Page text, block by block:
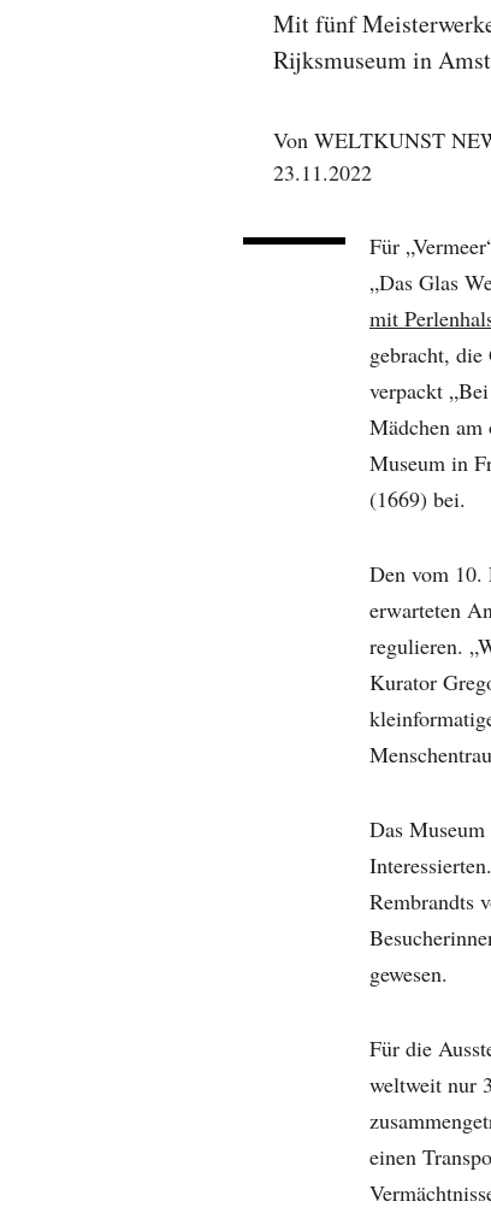
Mit fünf
Rijksmuseum in
Von WELTKUNST
23.11.2022
Für
„Das Glas
mit
gebracht,
verpackt
Mädchen am
Museum in
(1669) bei.
Den vom 10.
erwarteten
regulieren.
Kurator
Das
Rembrandts
gewesen.
Für die
weltweit nur
einen